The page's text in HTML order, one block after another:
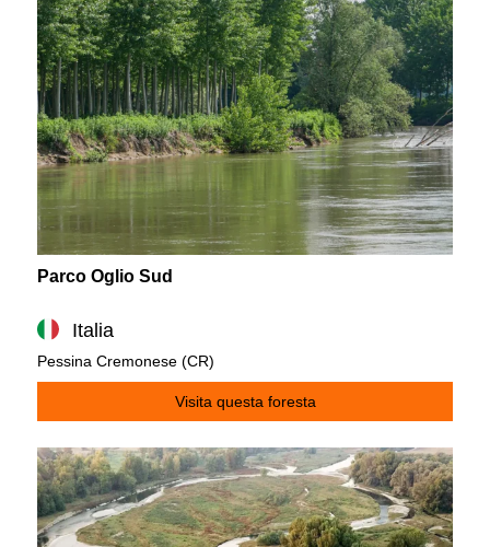
Parco Oglio Sud
Italia
Pessina Cremonese (CR)
Visita questa foresta